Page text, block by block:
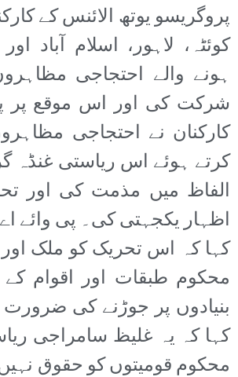
پروگریسو یوتھ الائنس کے
کوئٹہ، لاہور، اسلام آباد
ہونے والے احتجاجی
شرکت کی اور اس موقع پر
کارکنان نے احتجاجی
کرتے ہوئے اس ریاستی غنڈہ
الفاظ میں مذمت کی اور
اظہار یکجہتی کی۔ پی وائے
کہا کہ اس تحریک کو ملک
محکوم طبقات اور اقوام
بنیادوں پر جوڑنے کی ضرورت
کہا کہ یہ غلیظ سامراجی
محکوم قومیتوں کو حقوق